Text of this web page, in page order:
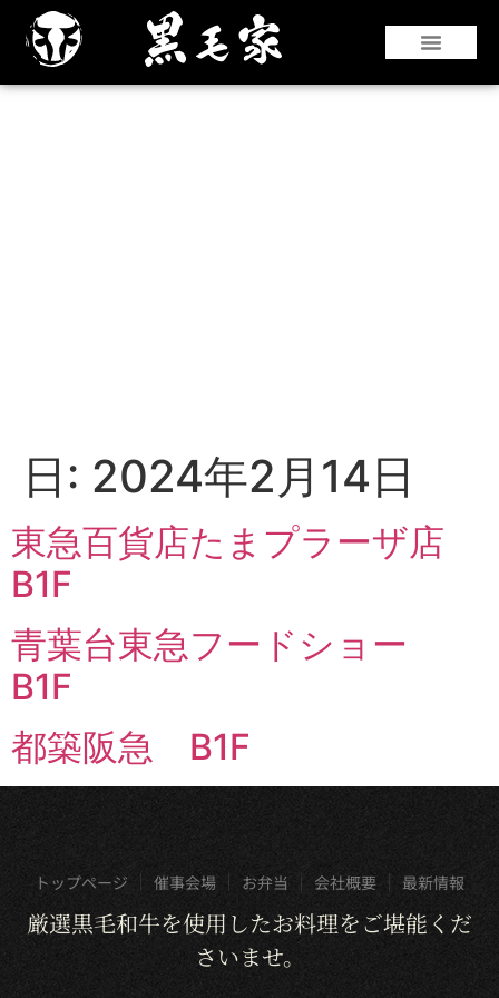
日: 2024年2月14日
東急百貨店たまプラーザ店
B1F
青葉台東急フードショー
B1F
都築阪急 B1F
トップページ 催事会場 お弁当 会社概要 最新情報
厳選黒毛和牛を使用したお料理をご堪能くだ
さいませ。